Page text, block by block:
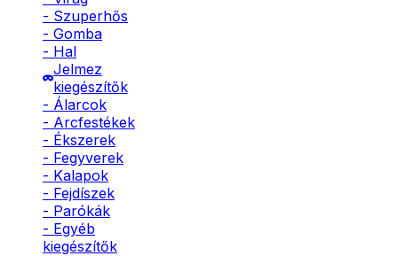
- Szuperhős
- Gomba
- Hal
Jelmez
kiegészítők
- Álarcok
- Arcfestékek
- Ékszerek
- Fegyverek
- Kalapok
- Fejdíszek
- Parókák
- Egyéb
kiegészítők